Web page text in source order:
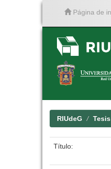
Página de
RIUdeG Tesis
Título: